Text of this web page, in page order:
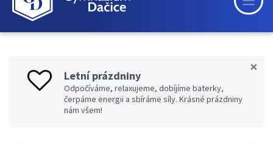
×
Letní prázdniny
Odpočíváme, relaxujeme, dobíjíme baterky,
čerpáme energii a sbíráme síly. Krásné prázdniny
nám všem!